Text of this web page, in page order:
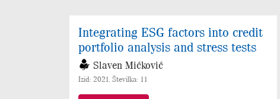
Integrating ESG factors into credit
portfolio analysis and stress tests
Slaven Mićković
Izid: 2021, Številka: 11